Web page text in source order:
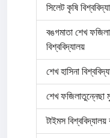
সিলেট কৃষি
বঙগমাতা শেখ
বিশ্ববিদ্যালয়
শেখ হাসিনা
শেখ ফজিলাতুন্নেছা
টাইমস বিশ্ববিদ্যালয়